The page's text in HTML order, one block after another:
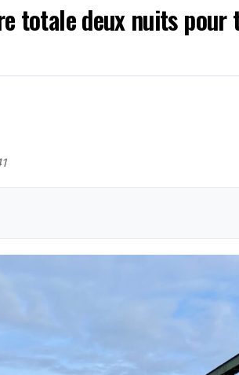
totale deux nuits pour